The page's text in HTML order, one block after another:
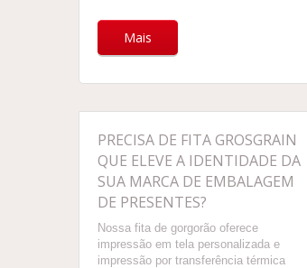
Mais
PRECISA DE FITA GROSGRAIN
QUE ELEVE A IDENTIDADE DA
SUA MARCA DE EMBALAGEM
DE PRESENTES?
Nossa fita de gorgorão oferece
impressão em tela personalizada e
impressão por transferência térmica